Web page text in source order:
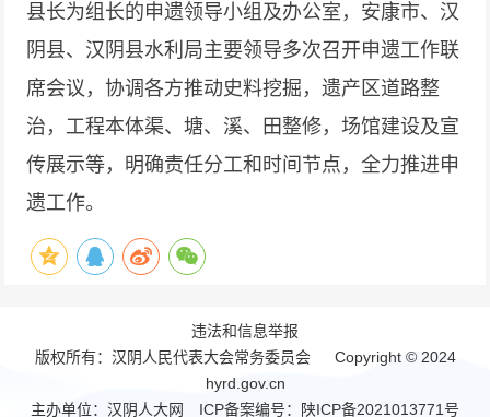
县长为组长的申遗领导小组及办公室，安康市、汉
阴县、汉阴县水利局主要领导多次召开申遗工作联
席会议，协调各方推动史料挖掘，遗产区道路整
治，工程本体渠、塘、溪、田整修，场馆建设及宣
传展示等，明确责任分工和时间节点，全力推进申
遗工作。
违法和信息举报
版权所有：汉阴人民代表大会常务委员会 Copyright © 2024
hyrd.gov.cn
主办单位：汉阴人大网 ICP备案编号：
陕ICP备2021013771号